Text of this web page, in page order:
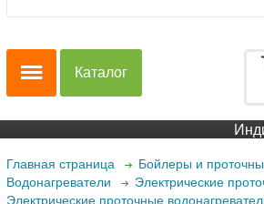
Каталог
Главная страница
Бойлеры и
Водонагреватели
Электрические
Электрические проточные